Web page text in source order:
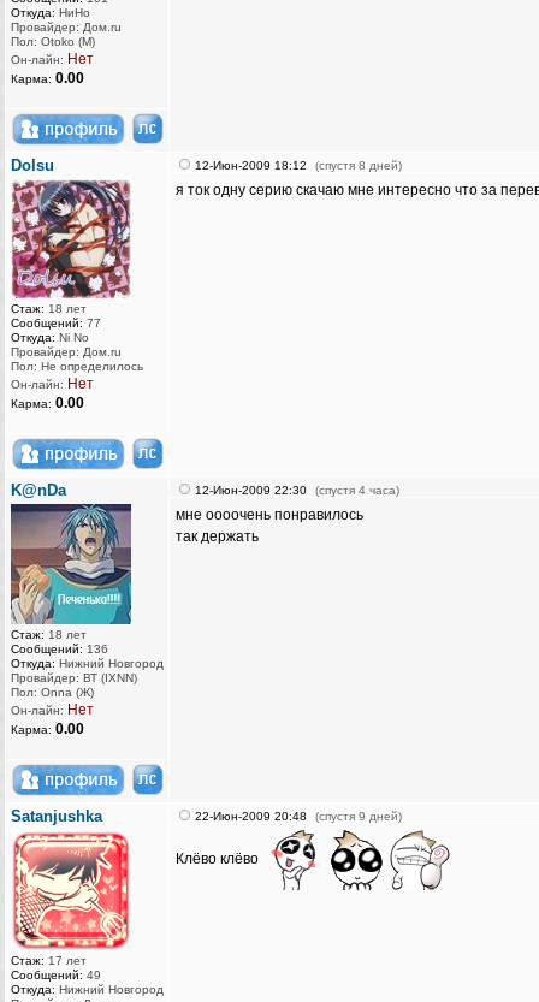
Откуда: НиНо
Провайдер: Дом.ru
Пол: Otoko (M)
Он-лайн: Нет
Карма: 0.00
Dolsu
Стаж: 18 лет
Сообщений: 77
Откуда: Ni No
Провайдер: Дом.ru
Пол: Не определилось
Он-лайн: Нет
Карма: 0.00
12-Июн-2009 18:12 (спустя 8 дней)
я ток одну серию скачаю мне интересно что за
K@nDa
Стаж: 18 лет
Сообщений: 136
Откуда: Нижний Новгород
Провайдер: ВТ (IXNN)
Пол: Onna (Ж)
Он-лайн: Нет
Карма: 0.00
12-Июн-2009 22:30 (спустя 4 часа)
мне оооочень понравилось
так держать
Satanjushka
Стаж: 17 лет
Сообщений: 49
Откуда: Нижний Новгород
22-Июн-2009 20:48 (спустя 9 дней)
Клёво клёво